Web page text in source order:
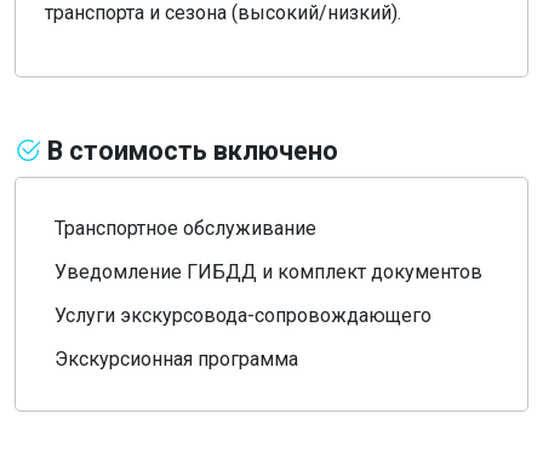
транспорта и сезона (высокий/низкий).
В стоимость включено
Транспортное обслуживание
Уведомление ГИБДД и комплект документов
Услуги экскурсовода-сопровождающего
Экскурсионная программа